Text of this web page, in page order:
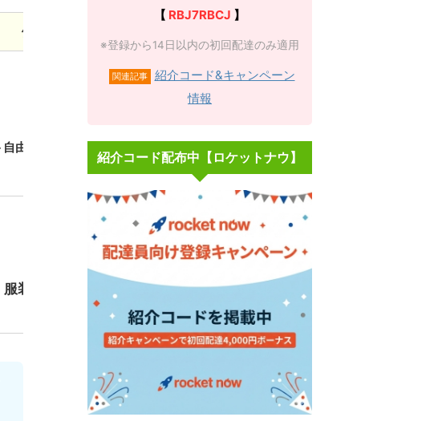
働きやすさ
由・現金なし・週払い
「紹介コード
服装の規定あり
新人配達員報酬＋200円
「登録キャンペーン
【 RBJ7RBCJ 】
※登録から14日以内の初回配達のみ適用
関連記事
紹介コード&キャンペーン
情報
紹介コード配布中【ロケットナウ】